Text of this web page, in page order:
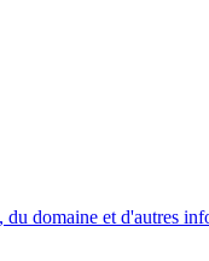
du domaine et d'autres